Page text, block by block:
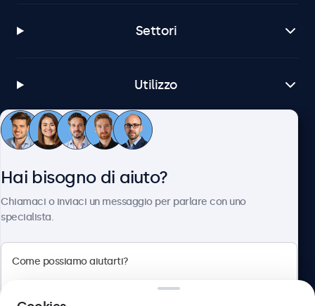
Settori
Utilizzo
Servizio Clienti
Hai bisogno di aiuto?
Chiamaci o inviaci un messaggio per parlare con uno
specialista.